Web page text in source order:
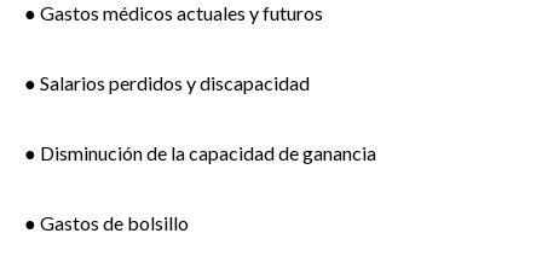
● Gastos médicos actuales y futuros
● Salarios perdidos y discapacidad
● Disminución de la capacidad de ganancia
● Gastos de bolsillo